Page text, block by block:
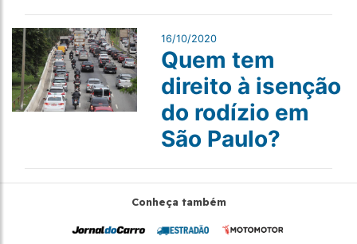
16/10/2020
Quem tem
direito à isenção
do rodízio em
São Paulo?
Conheça também